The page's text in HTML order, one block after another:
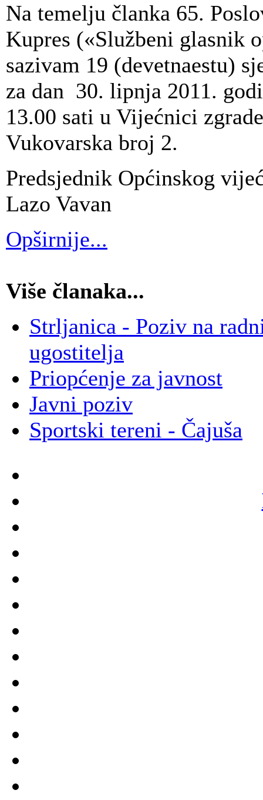
Na temelju članka 65.
Kupres («Službeni glasnik
sazivam 19 (devetnaestu)
za dan 30. lipnja 2011.
13.00 sati u Vijećnici
Vukovarska broj 2.
Predsjednik Općinskog
Lazo Vavan
Opširnije...
Više članaka...
Strljanica - Poziv na
ugostitelja
Priopćenje za javnost
Javni poziv
Sportski tereni - Čajuša